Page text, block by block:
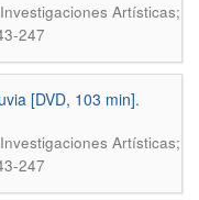
Artísticas;
247
[DVD, 103 min].
Artísticas;
247